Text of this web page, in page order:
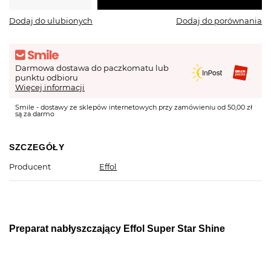
Dodaj do ulubionych Dodaj do porównania
Darmowa dostawa do paczkomatu lub
punktu odbioru
Więcej informacji
Smile - dostawy ze sklepów internetowych przy zamówieniu od 50,00 zł
są za darmo
SZCZEGÓŁY
Producent
Effol
Preparat nabłyszczający Effol Super Star Shine